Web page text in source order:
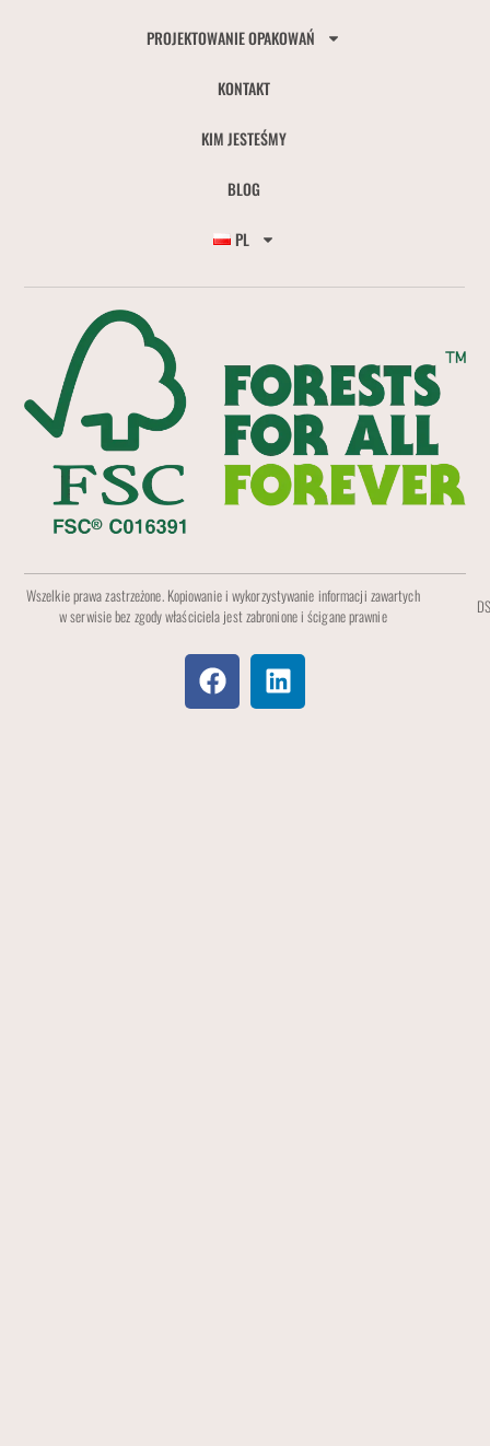
PROJEKTOWANIE OPAKOWAŃ
KONTAKT
KIM JESTEŚMY
BLOG
PL
Wszelkie prawa zastrzeżone. Kopiowanie i wykorzystywanie informacji zawartych
w serwisie bez zgody właściciela jest zabronione i ścigane prawnie